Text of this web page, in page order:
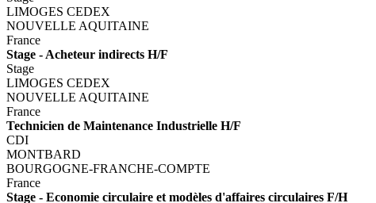
LIMOGES CEDEX
NOUVELLE AQUITAINE
France
Stage - Acheteur indirects H/F
Stage
LIMOGES CEDEX
NOUVELLE AQUITAINE
France
Technicien de Maintenance Industrielle H/F
CDI
MONTBARD
BOURGOGNE-FRANCHE-COMPTE
France
Stage - Economie circulaire et modèles d'affaires circulaires F/H